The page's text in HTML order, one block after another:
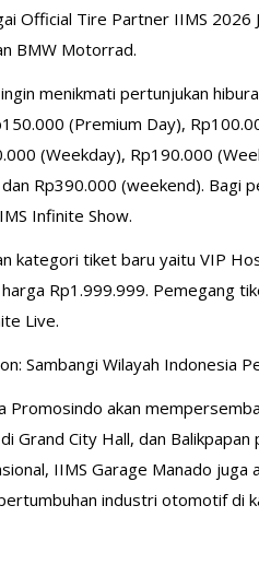
Official Tire Partner IIMS 2026
BMW Motorrad.
menikmati pertunjukan
(Premium Day),
(Weekday), Rp190.000
Rp390.000 (weekend). Bagi
Infinite Show.
kategori tiket baru yaitu VIP
Rp1.999.999. Pemegang
Live.
Sambangi Wilayah Indonesia
Promosindo akan
Grand City Hall, dan
IIMS Garage Manado juga
industri otomotif di